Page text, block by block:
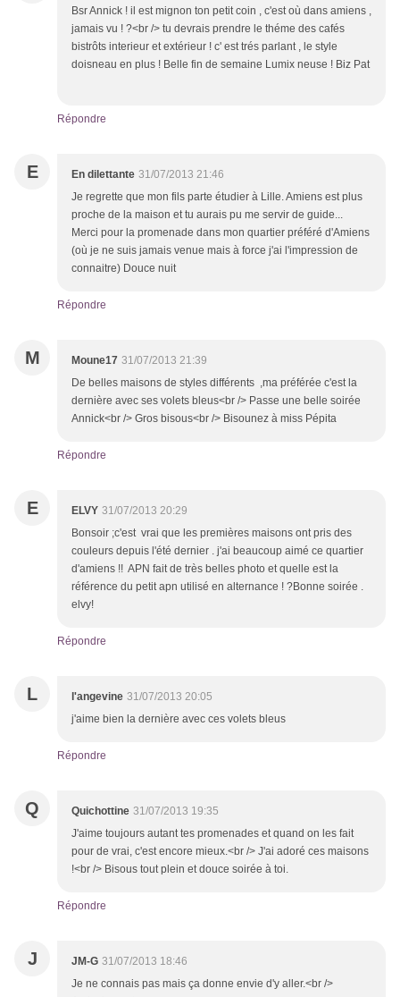
Bsr Annick ! il est mignon ton petit coin , c'est où dans amiens ,
jamais vu ! ?<br /> tu devrais prendre le théme des cafés
bistrôts interieur et extérieur ! c' est trés parlant , le style
doisneau en plus ! Belle fin de semaine Lumix neuse ! Biz Pat
Répondre
E En dilettante 31/07/2013 21:46
Je regrette que mon fils parte étudier à Lille. Amiens est plus
proche de la maison et tu aurais pu me servir de guide...
Merci pour la promenade dans mon quartier préféré d'Amiens
(où je ne suis jamais venue mais à force j'ai l'impression de
connaitre) Douce nuit
Répondre
M Moune17 31/07/2013 21:39
De belles maisons de styles différents ,ma préférée c'est la
dernière avec ses volets bleus<br /> Passe une belle soirée
Annick<br /> Gros bisous<br /> Bisounez à miss Pépita
Répondre
E ELVY 31/07/2013 20:29
Bonsoir ;c'est vrai que les premières maisons ont pris des
couleurs depuis l'été dernier . j'ai beaucoup aimé ce quartier
d'amiens !! APN fait de très belles photo et quelle est la
référence du petit apn utilisé en alternance ! ?Bonne soirée .
elvy!
Répondre
L l'angevine 31/07/2013 20:05
j'aime bien la dernière avec ces volets bleus
Répondre
Q Quichottine 31/07/2013 19:35
J'aime toujours autant tes promenades et quand on les fait
pour de vrai, c'est encore mieux.<br /> J'ai adoré ces maisons
!<br /> Bisous tout plein et douce soirée à toi.
Répondre
J JM-G 31/07/2013 18:46
Je ne connais pas mais ça donne envie d'y aller.<br />